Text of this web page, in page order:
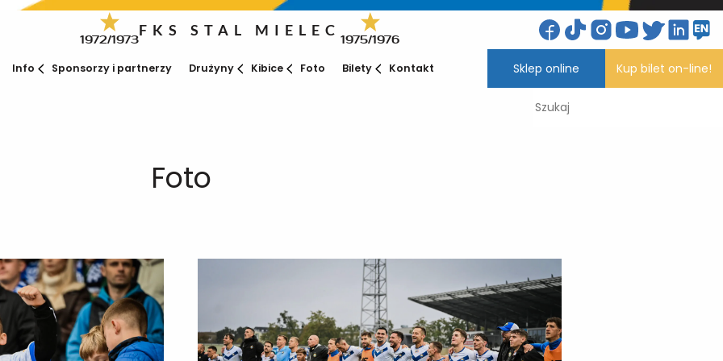
1972/1973
FKS STAL MIELEC
1975/1976
Info Sponsorzy i partnerzy Drużyny Kibice Foto Bilety Kontakt Sklep online Kup bilet on-line!
Foto